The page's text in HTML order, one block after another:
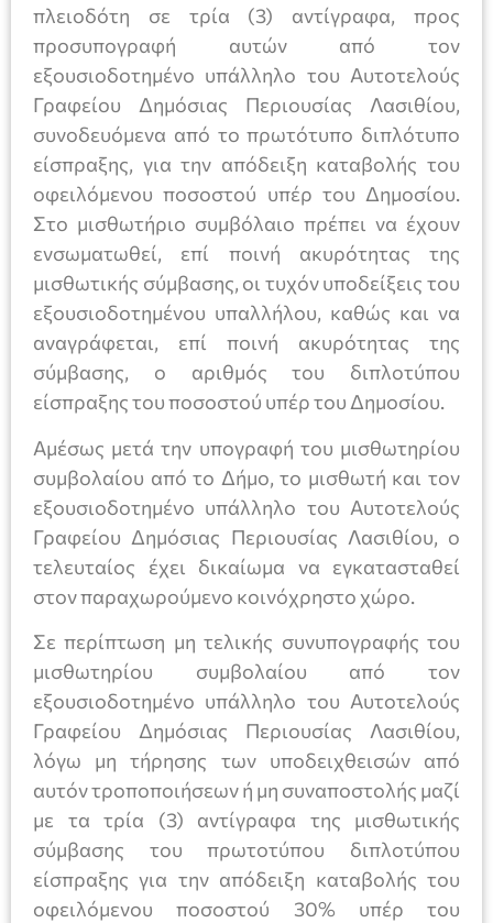
πλειοδότη σε τρία (3) αντίγραφα, προς
προσυπογραφή αυτών από τον
εξουσιοδοτημένο υπάλληλο του Αυτοτελούς
Γραφείου Δημόσιας Περιουσίας Λασιθίου,
συνοδευόμενα από το πρωτότυπο διπλότυπο
είσπραξης, για την απόδειξη καταβολής του
οφειλόμενου ποσοστού υπέρ του Δημοσίου.
Στο μισθωτήριο συμβόλαιο πρέπει να έχουν
ενσωματωθεί, επί ποινή ακυρότητας της
μισθωτικής σύμβασης, οι τυχόν υποδείξεις του
εξουσιοδοτημένου υπαλλήλου, καθώς και να
αναγράφεται, επί ποινή ακυρότητας της
σύμβασης, ο αριθμός του διπλοτύπου
είσπραξης του ποσοστού υπέρ του Δημοσίου.
Αμέσως μετά την υπογραφή του μισθωτηρίου
συμβολαίου από το Δήμο, το μισθωτή και τον
εξουσιοδοτημένο υπάλληλο του Αυτοτελούς
Γραφείου Δημόσιας Περιουσίας Λασιθίου, ο
τελευταίος έχει δικαίωμα να εγκατασταθεί
στον παραχωρούμενο κοινόχρηστο χώρο.
Σε περίπτωση μη τελικής συνυπογραφής του
μισθωτηρίου συμβολαίου από τον
εξουσιοδοτημένο υπάλληλο του Αυτοτελούς
Γραφείου Δημόσιας Περιουσίας Λασιθίου,
λόγω μη τήρησης των υποδειχθεισών από
αυτόν τροποποιήσεων ή μη συναποστολής μαζί
με τα τρία (3) αντίγραφα της μισθωτικής
σύμβασης του πρωτοτύπου διπλοτύπου
είσπραξης για την απόδειξη καταβολής του
οφειλόμενου ποσοστού 30% υπέρ του